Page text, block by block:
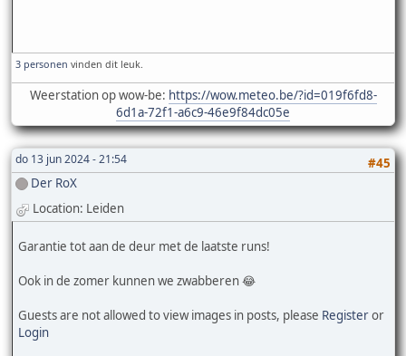
3 personen vinden dit leuk.
Weerstation op wow-be: https://wow.meteo.be/?id=019f6fd8-
6d1a-72f1-a6c9-46e9f84dc05e
do 13 jun 2024 - 21:54
#45
Der RoX
Location: Leiden
Garantie tot aan de deur met de laatste runs!
Ook in de zomer kunnen we zwabberen 😂
Guests are not allowed to view images in posts, please Registeror
Login